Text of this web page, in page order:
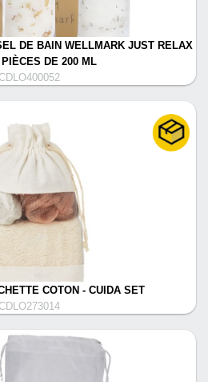
DE BAIN WELLMARK JUST RELAX
DE 200 ML
CDLO400052
COTON - CUIDA SET
CDLO273014